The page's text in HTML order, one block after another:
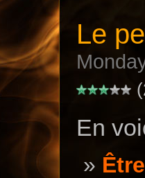
Le
En